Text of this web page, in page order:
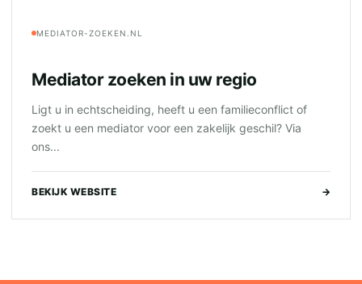
MEDIATOR-ZOEKEN.NL
Mediator zoeken in uw regio
Ligt u in echtscheiding, heeft u een familieconflict of
zoekt u een mediator voor een zakelijk geschil? Via
ons...
BEKIJK WEBSITE →